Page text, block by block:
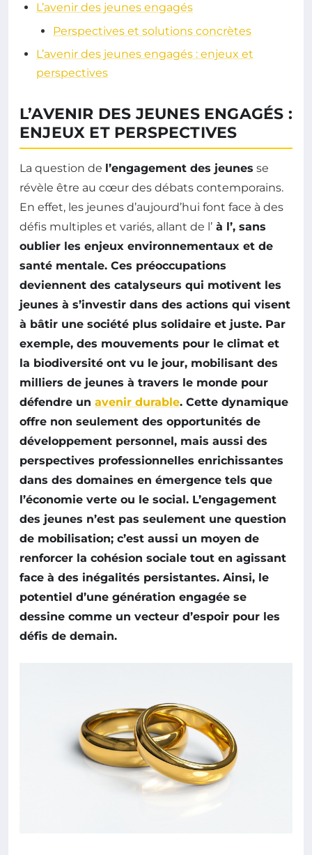
L’avenir des jeunes engagés
Perspectives et solutions concrètes
L’avenir des jeunes engagés : enjeux et
perspectives
L’AVENIR DES JEUNES ENGAGÉS :
ENJEUX ET PERSPECTIVES
La question de l’engagement des jeunes se
révèle être au cœur des débats contemporains.
En effet, les jeunes d’aujourd’hui font face à des
défis multiples et variés, allant de l’ à l’, sans
oublier les enjeux environnementaux et de
santé mentale. Ces préoccupations
deviennent des catalyseurs qui motivent les
jeunes à s’investir dans des actions qui visent
à bâtir une société plus solidaire et juste. Par
exemple, des mouvements pour le climat et
la biodiversité ont vu le jour, mobilisant des
milliers de jeunes à travers le monde pour
défendre un avenir durable. Cette dynamique
offre non seulement des opportunités de
développement personnel, mais aussi des
perspectives professionnelles enrichissantes
dans des domaines en émergence tels que
l’économie verte ou le social. L’engagement
des jeunes n’est pas seulement une question
de mobilisation; c’est aussi un moyen de
renforcer la cohésion sociale tout en agissant
face à des inégalités persistantes. Ainsi, le
potentiel d’une génération engagée se
dessine comme un vecteur d’espoir pour les
défis de demain.